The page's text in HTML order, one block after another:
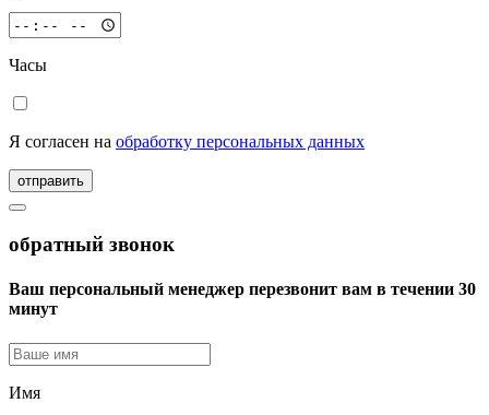
Часы
Я согласен на обработку персональных данных
отправить
обратный звонок
Ваш персональный менеджер перезвонит вам в течении 30
минут
Имя